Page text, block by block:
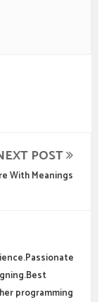
POST
With Meanings
programming